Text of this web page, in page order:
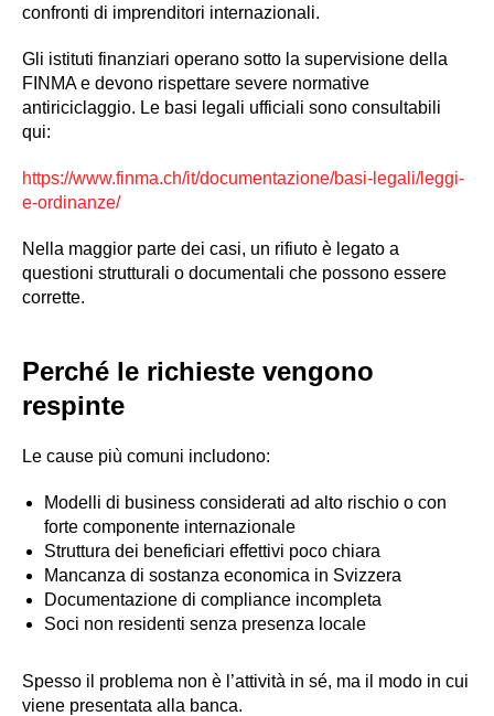
confronti di imprenditori internazionali.
Gli istituti finanziari operano sotto la supervisione della
FINMA e devono rispettare severe normative
antiriciclaggio. Le basi legali ufficiali sono consultabili
qui:
https://www.finma.ch/it/documentazione/basi-legali/leggi-
e-ordinanze/
Nella maggior parte dei casi, un rifiuto è legato a
questioni strutturali o documentali che possono essere
corrette.
Perché le richieste vengono
respinte
Le cause più comuni includono:
Modelli di business considerati ad alto rischio o con
forte componente internazionale
Struttura dei beneficiari effettivi poco chiara
Mancanza di sostanza economica in Svizzera
Documentazione di compliance incompleta
Soci non residenti senza presenza locale
Spesso il problema non è l’attività in sé, ma il modo in cui
viene presentata alla banca.